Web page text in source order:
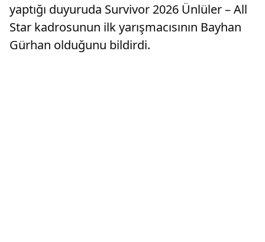
yaptığı duyuruda Survivor 2026 Ünlüler – All
Star kadrosunun ilk yarışmacısının Bayhan
Gürhan olduğunu bildirdi.